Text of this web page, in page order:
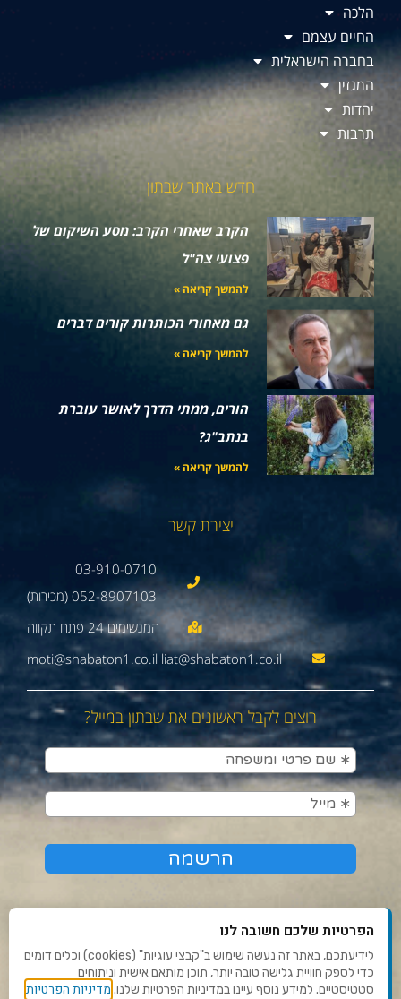
הלכה
החיים עצמם
בחברה הישראלית
המגזין
יהדות
תרבות
חדש באתר שבתון
הקרב שאחרי הקרב: מסע השיקום של
פצועי צה"ל
להמשך קריאה »
גם מאחורי הכותרות קורים דברים
להמשך קריאה »
הורים, ממתי הדרך לאושר עוברת
בנתב"ג?
להמשך קריאה »
יצירת קשר
03-910-0710
052-8907103 (מכירות)
moti@shabaton1.co.il liat@shabaton1.co.il
רוצים לקבל ראשונים את שבתון במייל?
תנאי שימוש ומדיניות פרטיות
הפרטיות שלכם חשובה לנו
לידיעתכם, באתר זה נעשה שימוש ב"קבצי עוגיות" (cookies) וכלים דומים
כדי לספק חוויית גלישה טובה יותר, תוכן מותאם אישית וניתוחים
סטטיסטיים. למידע נוסף עיינו במדיניות הפרטיות שלנו. מדיניות הפרטיות